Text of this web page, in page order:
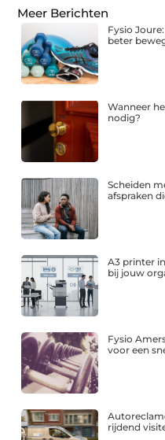
Meer Berichten
Fysio
beter
Wanneer
nodig?
Scheiden
afspraken
A3 printer
bij jouw
Fysio
voor een
rijdend